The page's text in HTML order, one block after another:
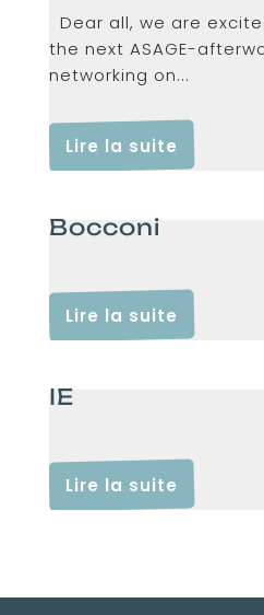
Dear all, we are
the next ASAGE-
networking on...
Lire la suite
Bocconi
Lire la suite
IE
Lire la suite